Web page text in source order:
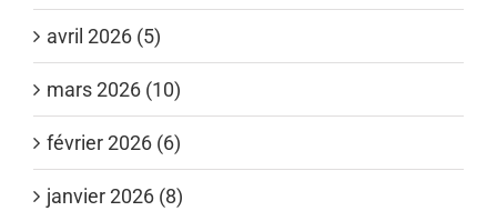
avril 2026 (5)
mars 2026 (10)
février 2026 (6)
janvier 2026 (8)